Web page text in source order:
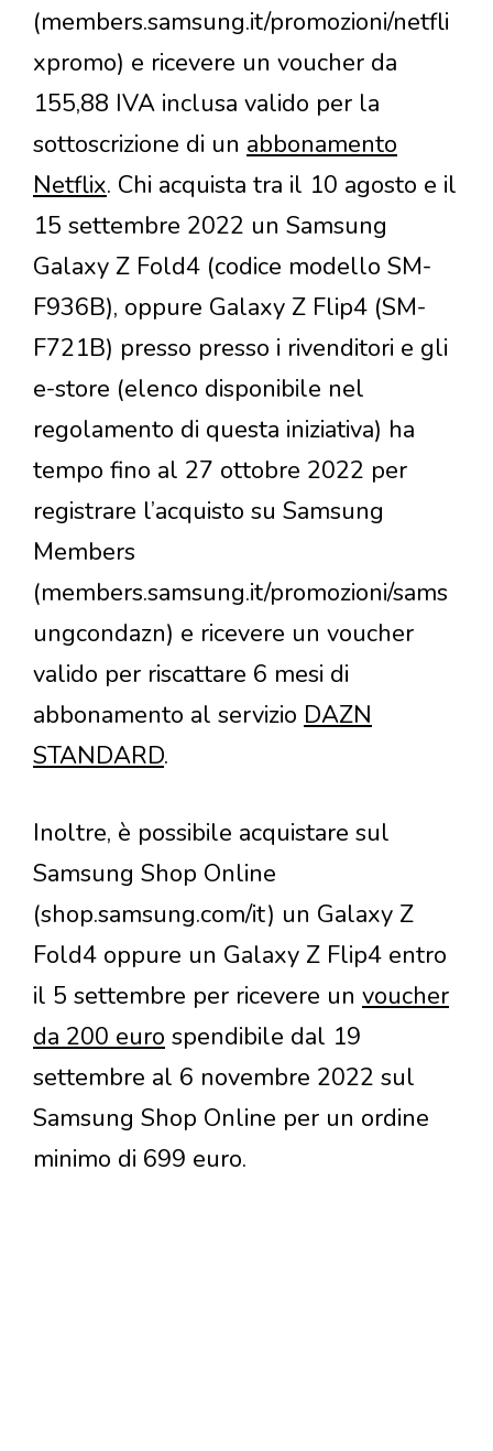
(members.samsung.it/promozioni/netfli
xpromo) e ricevere un voucher da
155,88 IVA inclusa valido per la
sottoscrizione di un abbonamento
Netflix. Chi acquista tra il 10 agosto e il
15 settembre 2022 un Samsung
Galaxy Z Fold4 (codice modello SM-
F936B), oppure Galaxy Z Flip4 (SM-
F721B) presso presso i rivenditori e gli
e-store (elenco disponibile nel
regolamento di questa iniziativa) ha
tempo fino al 27 ottobre 2022 per
registrare l’acquisto su Samsung
Members
(members.samsung.it/promozioni/sams
ungcondazn) e ricevere un voucher
valido per riscattare 6 mesi di
abbonamento al servizio DAZN
STANDARD.
Inoltre, è possibile acquistare sul
Samsung Shop Online
(shop.samsung.com/it) un Galaxy Z
Fold4 oppure un Galaxy Z Flip4 entro
il 5 settembre per ricevere un voucher
da 200 euro spendibile dal 19
settembre al 6 novembre 2022 sul
Samsung Shop Online per un ordine
minimo di 699 euro.